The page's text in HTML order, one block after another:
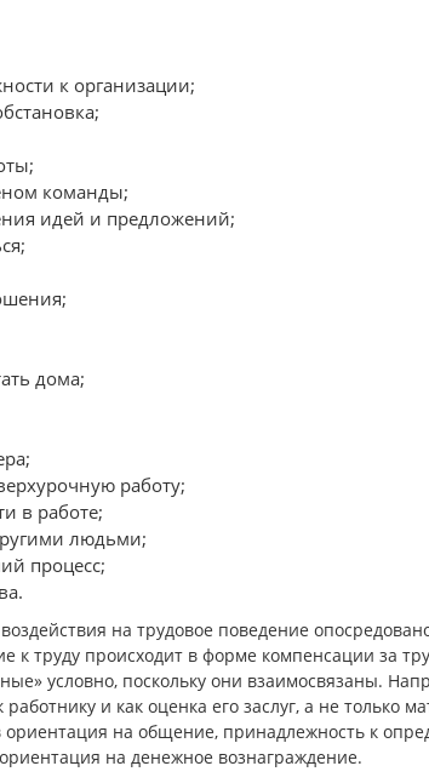
к организации;
команды;
идей и предложений;
дома;
работу;
в работе;
людьми;
процесс;
на трудовое поведение
к труду происходит в форме компенсации за
условно, поскольку они взаимосвязаны.
и как оценка его заслуг, а не только
ориентация на общение, принадлежность к
на денежное вознаграждение.